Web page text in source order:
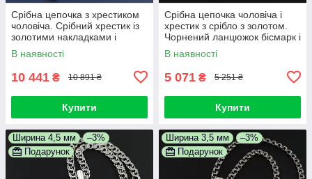
Срібна цепочка з хрестиком
чоловіча. Срібний хрестик із
золотими накладками і
чоловіча срібна цепочка 55
см
В наявності
10 441 ₴ 10 891 ₴
Купити
Срібна цепочка чоловіча і
хрестик з срібло з золотом.
Чорнений ланцюжок бісмарк і
хрестик з золотою накладкою
В наявності
5 071 ₴ 5 251 ₴
Купити
Ширина 4,5 мм
–3%
Подарунок
Ширина 3,5 мм
–3%
Подарунок